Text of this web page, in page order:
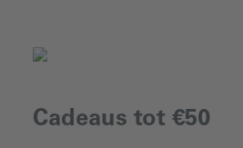
Cadeaus tot €50